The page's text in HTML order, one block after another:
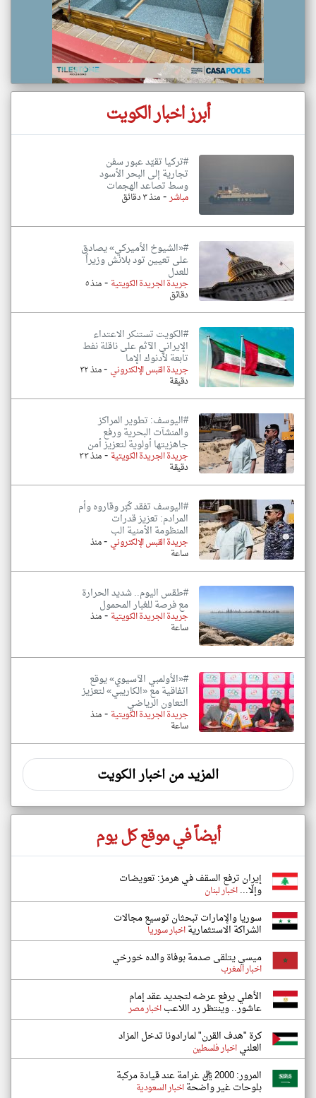
أبرز اخبار الكويت
#تركيا تقيّد عبور سفن
تجارية إلى البحر الأسود
وسط تصاعد الهجمات
مباشر-منذ ٣ دقائق
#«الشيوخ الأميركي» يصادق
على تعيين تود بلانش وزيراً
للعدل
جريدة الجريدة الكويتية - منذ ٥
دقائق
#الكويت تستنكر الاعتداء
الإيراني الآثم على ناقلة نفط
تابعة لأدنوك الإما
جريدة القبس الإلكتروني - منذ ٣٢
دقيقة
#اليوسف: تطوير المراكز
والمنشآت البحرية ورفع
جاهزيتها أولوية لتعزيز أمن
جريدة الجريدة الكويتية- منذ ٣٣
دقيقة
#اليوسف تفقد كُبّر وقاروه وأم
المرادم: تعزيز قدرات
المنظومة الأمنية الب
جريدة القبس الإلكتروني -منذ
ساعة
#طقس اليوم.. شديد الحرارة
مع فرصة للغبار المحمول
جريدة الجريدة الكويتية-منذ
ساعة
#«الأولمبي الآسيوي» يوقع
اتفاقية مع «الكاريبي» لتعزيز
التعاون الرياضي
جريدة الجريدة الكويتية -منذ
ساعة
المزيد من اخبار الكويت
أيضاً في موقع كل يوم
إيران ترفع السقف في هرمز: تعويضات
وإلّا...اخبار لبنان
سوريا والإمارات تبحثان توسيع مجالات
الشراكة الاستثماريةاخبار سوريا
ميسي يتلقى صدمة بوفاة والده خورخي
اخبار المغرب
الأهلي يرفع عرضه لتجديد عقد إمام
عاشور.. وينتظر رد اللاعباخبار مصر
كرة "هدف القرن" لمارادونا تدخل المزاد
العلنياخبار فلسطين
المرور: 2000 ريال غرامة عند قيادة مركبة
بلوحات غير واضحةاخبار السعودية